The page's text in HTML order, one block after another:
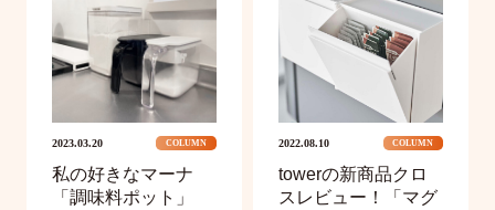
2023.03.20 COLUMN
私の好きなマーナ
「調味料ポット」
2022.08.10 COLUMN
towerの新商品クロ
スレビュー！「マグ